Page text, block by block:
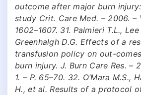
outcome after major burn
study Crit. Care Med. – 2006. –
1602–1607. 31. Palmieri T.L., Lee
Greenhalgh D.G. Effects of a
transfusion policy on out-
burn injury. J. Burn Care Res. –
1. – P. 65–70. 32. O’Mara M.S.,
H., et al. Results of a protocol